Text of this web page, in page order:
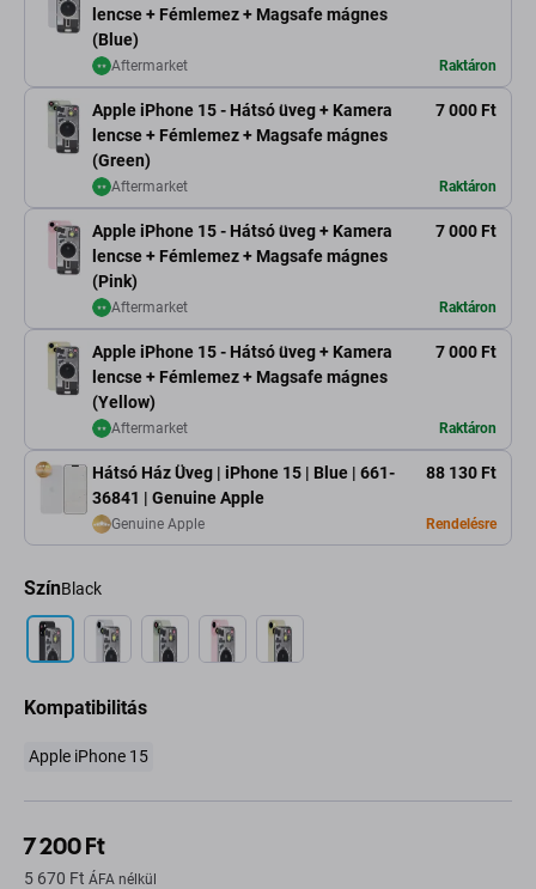
lencse + Fémlemez + Magsafe mágnes
(Blue)
Aftermarket Raktáron
Apple iPhone 15 - Hátsó üveg + Kamera
lencse + Fémlemez + Magsafe mágnes
(Green)
7 000 Ft
Aftermarket Raktáron
Apple iPhone 15 - Hátsó üveg + Kamera
lencse + Fémlemez + Magsafe mágnes
(Pink)
7 000 Ft
Aftermarket Raktáron
Apple iPhone 15 - Hátsó üveg + Kamera
lencse + Fémlemez + Magsafe mágnes
(Yellow)
7 000 Ft
Aftermarket Raktáron
Hátsó Ház Üveg | iPhone 15 | Blue | 661-
36841 | Genuine Apple
88 130 Ft
Genuine Apple Rendelésre
SzínBlack
Kompatibilitás
Apple iPhone 15
7 200 Ft
5 670 Ft ÁFA nélkül